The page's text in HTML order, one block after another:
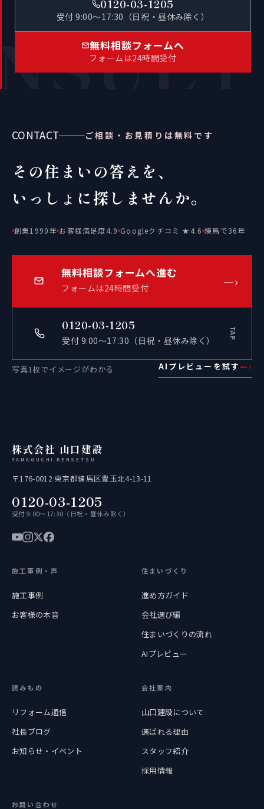
0120-03-1205
受付 9:00〜17:30（日祝・昼休み除く）
無料相談フォームへ
フォームは24時間受付
CONTACT ご相談・お見積りは無料です
その住まいの答えを、
いっしょに探しませんか。
創業1990年 お客様満足度4.9 Googleクチコミ ★4.6 練馬で36年
無料相談フォームへ進む
フォームは24時間受付 —›
0120-03-1205
受付 9:00〜17:30（日祝・昼休み除く） TAP
写真1枚でイメージがわかる AIプレビューを試す —›
株式会社 山口建設
YAMAGUCHI KENSETSU
〒176-0012 東京都練馬区豊玉北4-13-11
0120-03-1205
受付 9:00〜17:30（日祝・昼休み除く）
施工事例・声
施工事例
お客様の本音
住まいづくり
進め方ガイド
会社選び編
住まいづくりの流れ
AIプレビュー
読みもの
リフォーム通信
社長ブログ
お知らせ・イベント
会社案内
山口建設について
選ばれる理由
スタッフ紹介
採用情報
お問い合わせ